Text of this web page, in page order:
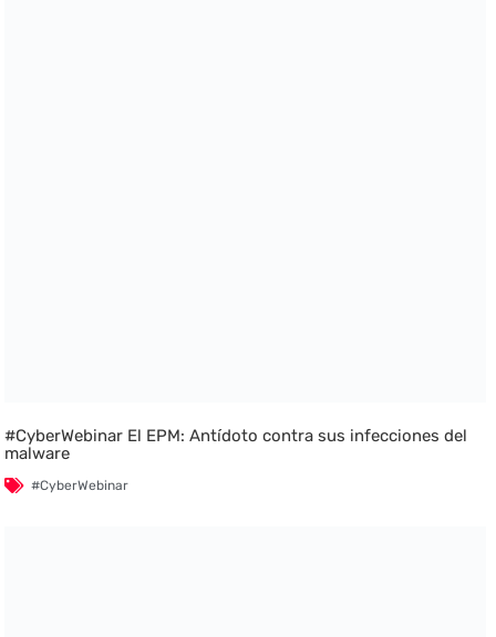
#CyberWebinar El EPM: Antídoto contra sus infecciones del
malware
#CyberWebinar